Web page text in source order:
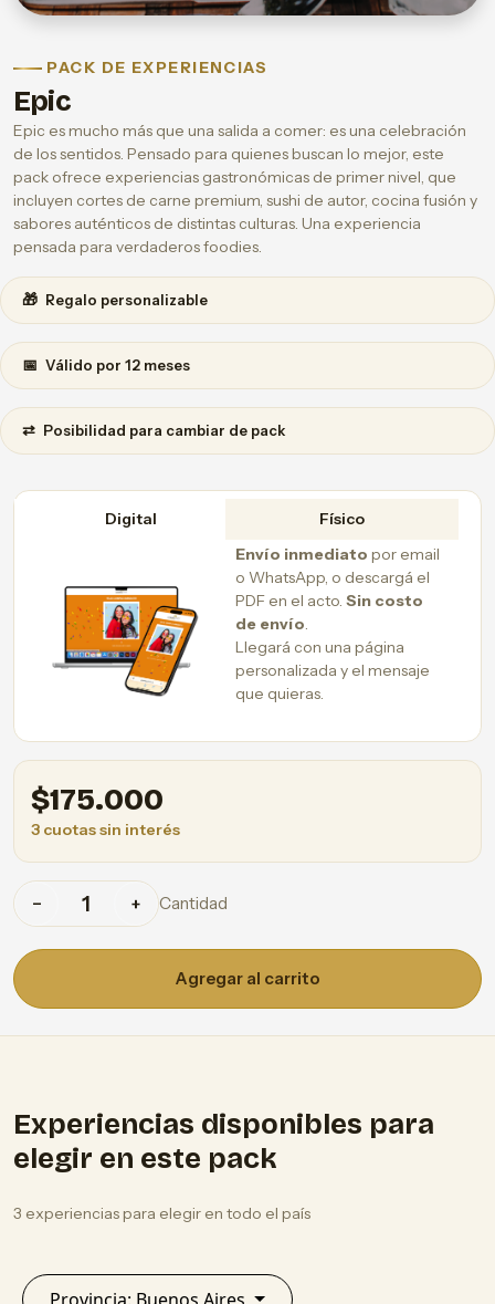
PACK DE EXPERIENCIAS
Epic
Epic es mucho más que una salida a comer: es una celebración
de los sentidos. Pensado para quienes buscan lo mejor, este
pack ofrece experiencias gastronómicas de primer nivel, que
incluyen cortes de carne premium, sushi de autor, cocina fusión y
sabores auténticos de distintas culturas. Una experiencia
pensada para verdaderos foodies.
🎁 Regalo personalizable
📅 Válido por 12 meses
⇄ Posibilidad para cambiar de pack
Digital
Físico
Envío inmediato por email
o WhatsApp, o descargá el
PDF en el acto. Sin costo
de envío.
Llegará con una página
personalizada y el mensaje
que quieras.
$175.000
3 cuotas sin interés
− + Cantidad
Agregar al carrito
Experiencias disponibles para
elegir en este pack
3 experiencias para elegir en todo el país